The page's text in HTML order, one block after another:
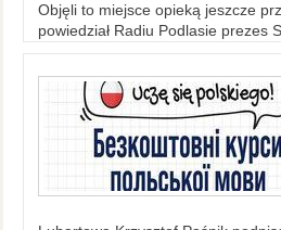
Objęli to miejsce opieką jeszcze
powiedział Radiu Podlasie prezes